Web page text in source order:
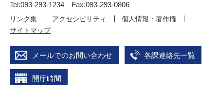
Tel:093-293-1234 Fax:093-293-0806
リンク集 アクセシビリティ
個人情報・著作権
サイトマップ
メールでのお問い合わせ 各課連絡先一覧
開庁時間